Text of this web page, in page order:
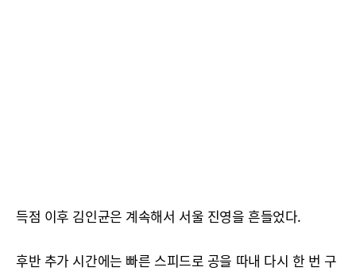
득점 이후 김인균은 계속해서 서울 진영을 흔들었다.
후반 추가 시간에는 빠른 스피드로 공을 따내 다시 한 번 구